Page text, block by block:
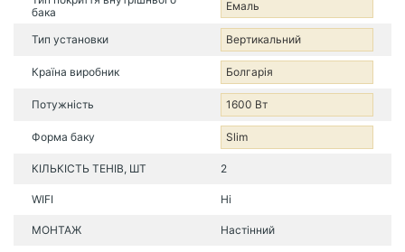
бака
Емаль
Тип установки Вертикальний
Країна виробник Болгарія
Потужність 1600 Вт
Форма баку Slim
КІЛЬКІСТЬ ТЕНІВ, ШТ 2
WIFI Ні
МОНТАЖ Настінний